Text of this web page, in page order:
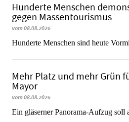
Hunderte Menschen
gegen Massentourismus
vom 08.08.2026
Hunderte Menschen sind heute
Mehr Platz und mehr Grün
Mayor
vom 08.08.2026
Ein gläserner Panorama-Aufzug soll